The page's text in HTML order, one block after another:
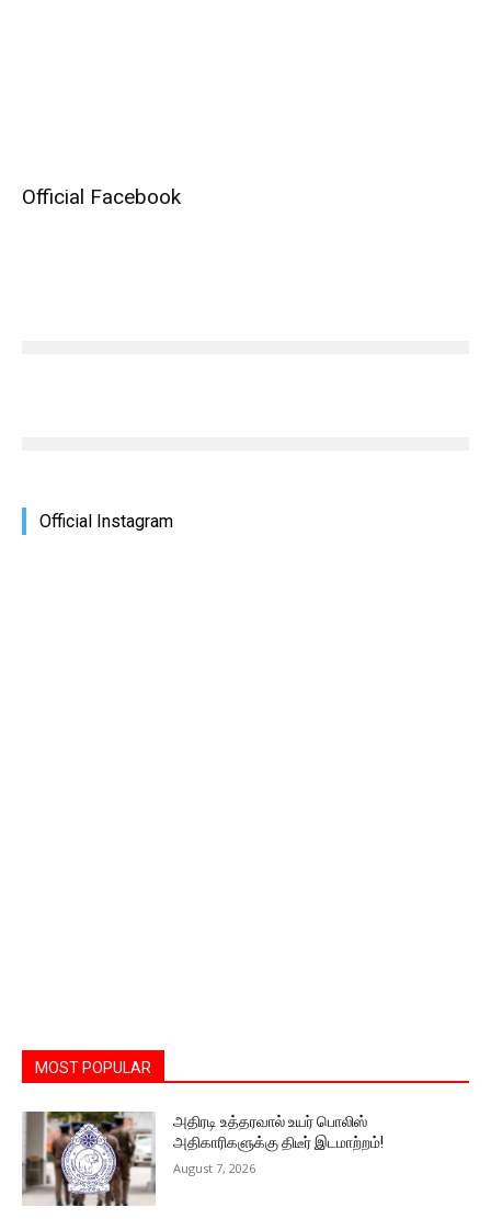
Official Facebook
Official Instagram
MOST POPULAR
அதிரடி உத்தரவால் உயர் பொலிஸ்
அதிகாரிகளுக்கு திடீர் இடமாற்றம்!
August 7, 2026